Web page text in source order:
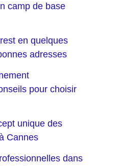
camp de base
en quelques
adresses
pour choisir
unique des
Cannes
dans